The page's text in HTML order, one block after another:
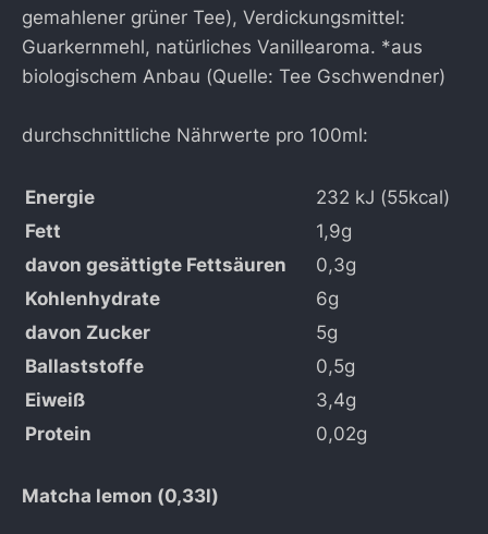
gemahlener grüner Tee), Verdickungsmittel:
Guarkernmehl, natürliches Vanillearoma. *aus
biologischem Anbau (Quelle: Tee Gschwendner)
durchschnittliche Nährwerte pro 100ml:
Energie
232 kJ (55kcal)
Fett
1,9g
davon gesättigte Fettsäuren
0,3g
Kohlenhydrate
6g
davon Zucker
5g
Ballaststoffe
0,5g
Eiweiß
3,4g
Protein
0,02g
Matcha lemon (0,33l)